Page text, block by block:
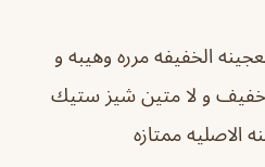
الخفيفه مرره وهيبه و
و لا متين شيز ستيك
الاصليه ممتازه